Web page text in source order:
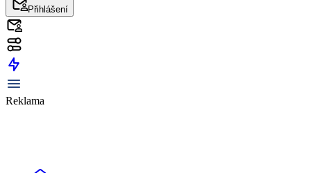
Přihlášení
Reklama